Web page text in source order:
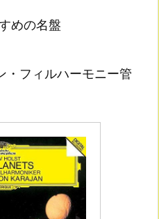
めの名盤
・フィルハーモニー管